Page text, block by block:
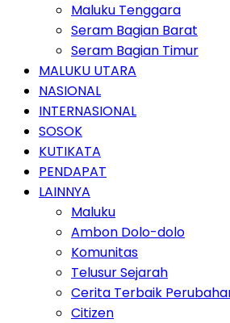
Maluku Tenggara
Seram Bagian Barat
Seram Bagian Timur
MALUKU UTARA
NASIONAL
INTERNASIONAL
SOSOK
KUTIKATA
PENDAPAT
LAINNYA
Maluku
Ambon Dolo-dolo
Komunitas
Telusur Sejarah
Cerita Terbaik
Citizen